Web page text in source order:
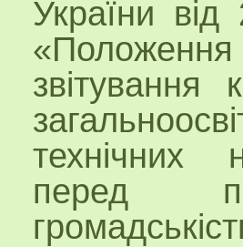
України
звітування
технічних
перед